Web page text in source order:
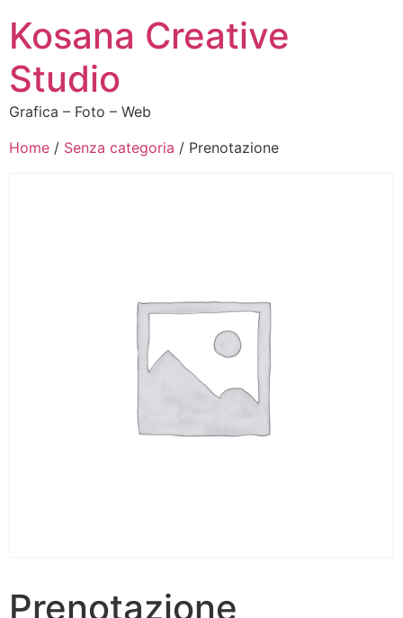
Kosana Creative
Studio
Grafica – Foto – Web
Home / Senza categoria / Prenotazione
Prenotazione